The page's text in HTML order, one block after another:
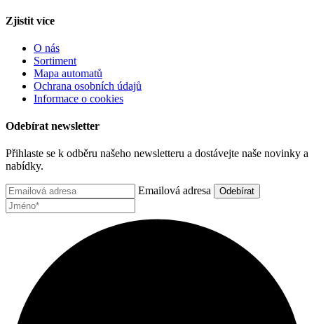
Zjistit více
O nás
Sortiment
Mapa automatů
Ochrana osobních údajů
Informace o cookies
Odebírat newsletter
Přihlaste se k odběru našeho newsletteru a dostávejte naše novinky a
nabídky.
Emailová adresa